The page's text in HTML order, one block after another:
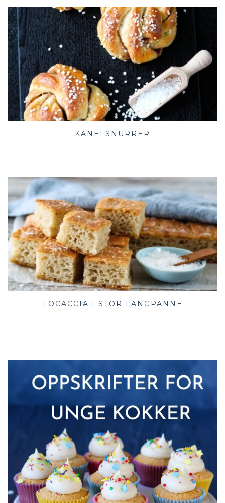
KANELSNURRER
FOCACCIA I STOR LANGPANNE